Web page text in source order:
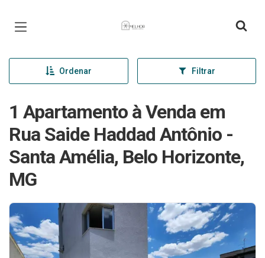
Página inicial
Ordenar Filtrar
1 Apartamento à Venda em
Rua Saide Haddad Antônio -
Santa Amélia, Belo Horizonte,
MG